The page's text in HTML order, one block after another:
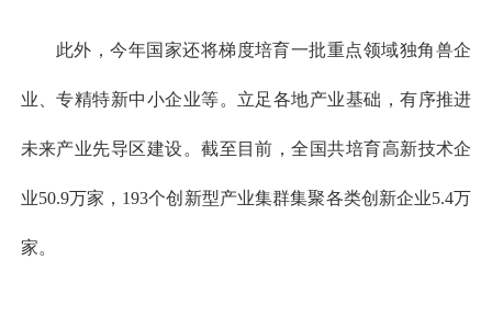
此外，今年国家还将梯度培育一批重点领域独角兽企
业、专精特新中小企业等。立足各地产业基础，有序推进
未来产业先导区建设。截至目前，全国共培育高新技术企
业50.9万家，193个创新型产业集群集聚各类创新企业5.4万
家。